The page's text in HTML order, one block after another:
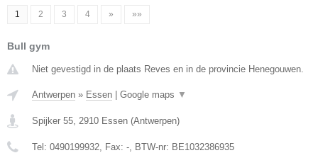
1 2 3 4 » »»
Bull gym
Niet gevestigd in de plaats Reves en in de provincie Henegouwen.
Antwerpen » Essen Google maps ▼
Spijker 55, 2910 Essen (Antwerpen)
Tel: 0490199932, Fax: -, BTW-nr: BE1032386935